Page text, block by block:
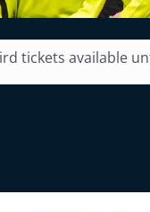
tickets available